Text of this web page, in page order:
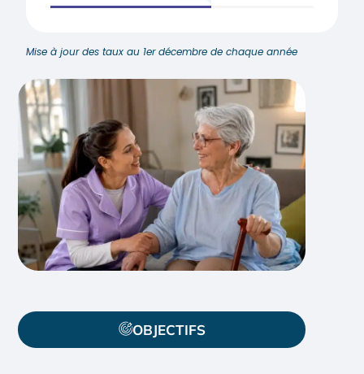
OBJECTIFS
Mise à jour des taux au 1er décembre de chaque année